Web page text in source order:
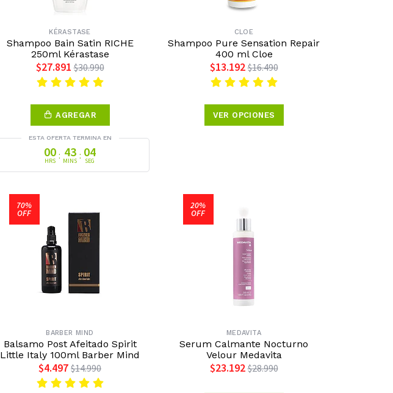
KÉRASTASE
Shampoo Bain Satin RICHE
250ml Kérastase
$27.891 $30.990
AGREGAR
ESTA OFERTA TERMINA EN
00
HRS : 43
MINS : 03
SEG
CLOE
Shampoo Pure Sensation Repair
400 ml Cloe
$13.192 $16.490
VER OPCIONES
70%
OFF
BARBER MIND
Balsamo Post Afeitado Spirit
Little Italy 100ml Barber Mind
$4.497 $14.990
20%
OFF
MEDAVITA
Serum Calmante Nocturno
Velour Medavita
$23.192 $28.990